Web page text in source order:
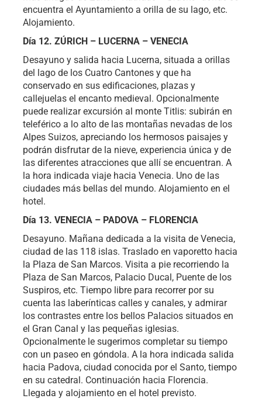
encuentra el Ayuntamiento a orilla de su lago, etc.
Alojamiento.
Día 12. ZÚRICH – LUCERNA – VENECIA
Desayuno y salida hacia Lucerna, situada a orillas
del lago de los Cuatro Cantones y que ha
conservado en sus edificaciones, plazas y
callejuelas el encanto medieval. Opcionalmente
puede realizar excursión al monte Titlis: subirán en
teleférico a lo alto de las montañas nevadas de los
Alpes Suizos, apreciando los hermosos paisajes y
podrán disfrutar de la nieve, experiencia única y de
las diferentes atracciones que allí se encuentran. A
la hora indicada viaje hacia Venecia. Uno de las
ciudades más bellas del mundo. Alojamiento en el
hotel.
Día 13. VENECIA – PADOVA – FLORENCIA
Desayuno. Mañana dedicada a la visita de Venecia,
ciudad de las 118 islas. Traslado en vaporetto hacia
la Plaza de San Marcos. Visita a pie recorriendo la
Plaza de San Marcos, Palacio Ducal, Puente de los
Suspiros, etc. Tiempo libre para recorrer por su
cuenta las laberínticas calles y canales, y admirar
los contrastes entre los bellos Palacios situados en
el Gran Canal y las pequeñas iglesias.
Opcionalmente le sugerimos completar su tiempo
con un paseo en góndola. A la hora indicada salida
hacia Padova, ciudad conocida por el Santo, tiempo
en su catedral. Continuación hacia Florencia.
Llegada y alojamiento en el hotel previsto.